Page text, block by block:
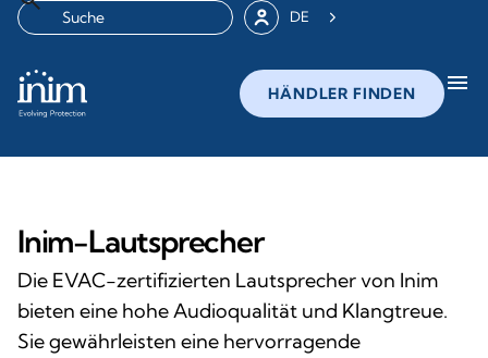
DE
HÄNDLER FINDEN menu
Inim-Lautsprecher
Die EVAC-zertifizierten Lautsprecher von Inim
bieten eine hohe Audioqualität und Klangtreue.
Sie gewährleisten eine hervorragende